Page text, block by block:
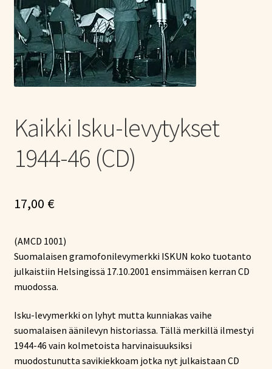
Tietoa meistä
Konserttiliput
Kaikki Isku-levytykset
1944-46 (CD)
17,00 €
(AMCD 1001)
Suomalaisen gramofonilevymerkki ISKUN koko tuotanto
julkaistiin Helsingissä 17.10.2001 ensimmäisen kerran CD
muodossa.
Isku-levymerkki on lyhyt mutta kunniakas vaihe
suomalaisen äänilevyn historiassa. Tällä merkillä ilmestyi
1944-46 vain kolmetoista harvinaisuuksiksi
muodostunutta savikiekkoam jotka nyt julkaistaan CD